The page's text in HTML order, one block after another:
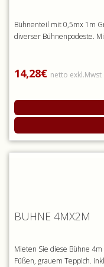
Bühnenteil mit 0,5mx 1m
diverser Bühnenpodeste.
14,28€ netto exkl.Mwst
BÜHNE 4MX2M
Mieten Sie diese Bühne
Füßen, grauem Teppich.